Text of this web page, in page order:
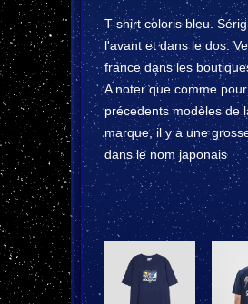
T-shirt coloris bleu.
l'avant et dans le dos.
france dans les
A noter que comme
précedents modèles de
marque, il y a une
dans le nom japonais